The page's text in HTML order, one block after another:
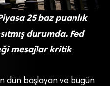
25 baz puanlık
durumda. Fed
mesajlar kritik
dün başlayan ve bugün